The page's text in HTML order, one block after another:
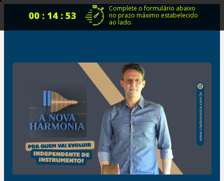
00 : 14 : 53
Complete o formulário abaixo
no prazo máximo estabelecido
ao lado.